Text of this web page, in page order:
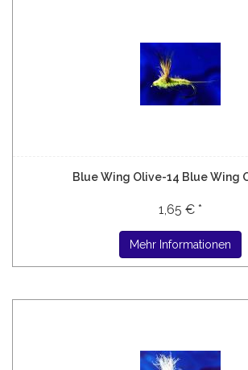
Blue Wing Olive-14 Blue Wing
1,65 € *
Mehr Informationen